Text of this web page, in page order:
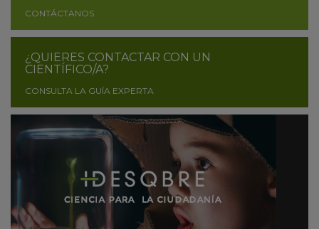
CONTÁCTANOS
¿QUIERES CONTACTAR CON UN
CIENTÍFICO/A?
CONSULTA LA GUÍA EXPERTA